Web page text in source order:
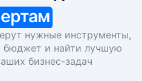
нужные инструменты,
бюджет и найти лучшую
бизнес-задач